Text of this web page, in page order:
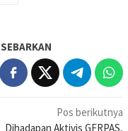
SEBARKAN
Pos berikutnya
Dihadapan Aktivis GERPAS,